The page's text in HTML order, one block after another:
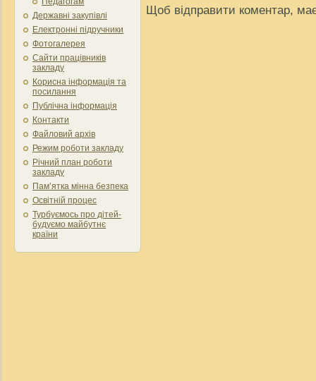
Державні закупівлі
Електронні підручники
Фотогалерея
Сайти працівників
закладу
Корисна інформація та
посилання
Публічна інформація
Контакти
Файловий архів
Режим роботи закладу
Річний план роботи
закладу
Пам’ятка мінна безпека
Освітній процес
Турбуємось про дітей-
будуємо майбутнє
країни
Щоб відправити коментар,